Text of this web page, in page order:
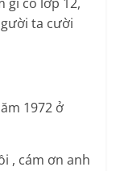
gì có lớp 12,
ta cười
1972 ở
, cám ơn anh